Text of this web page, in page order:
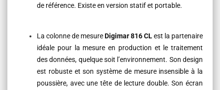
de référence. Existe en version statif et portable.
La colonne de mesureDigimar 816 CLest la partenaire
idéale pour la mesure en production et le traitement
des données, quelque soit l’environnement. Son design
est robuste et son système de mesure insensible à la
poussière, avec une tête de lecture double. Son écran